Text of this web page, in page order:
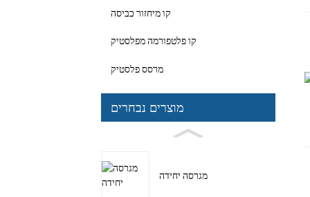
קו מיחזור כביסה
קו פלטפורמה מפלסטיק
מרסס פלסטיק
מוצרים נבחרים
מגרסה יחידה